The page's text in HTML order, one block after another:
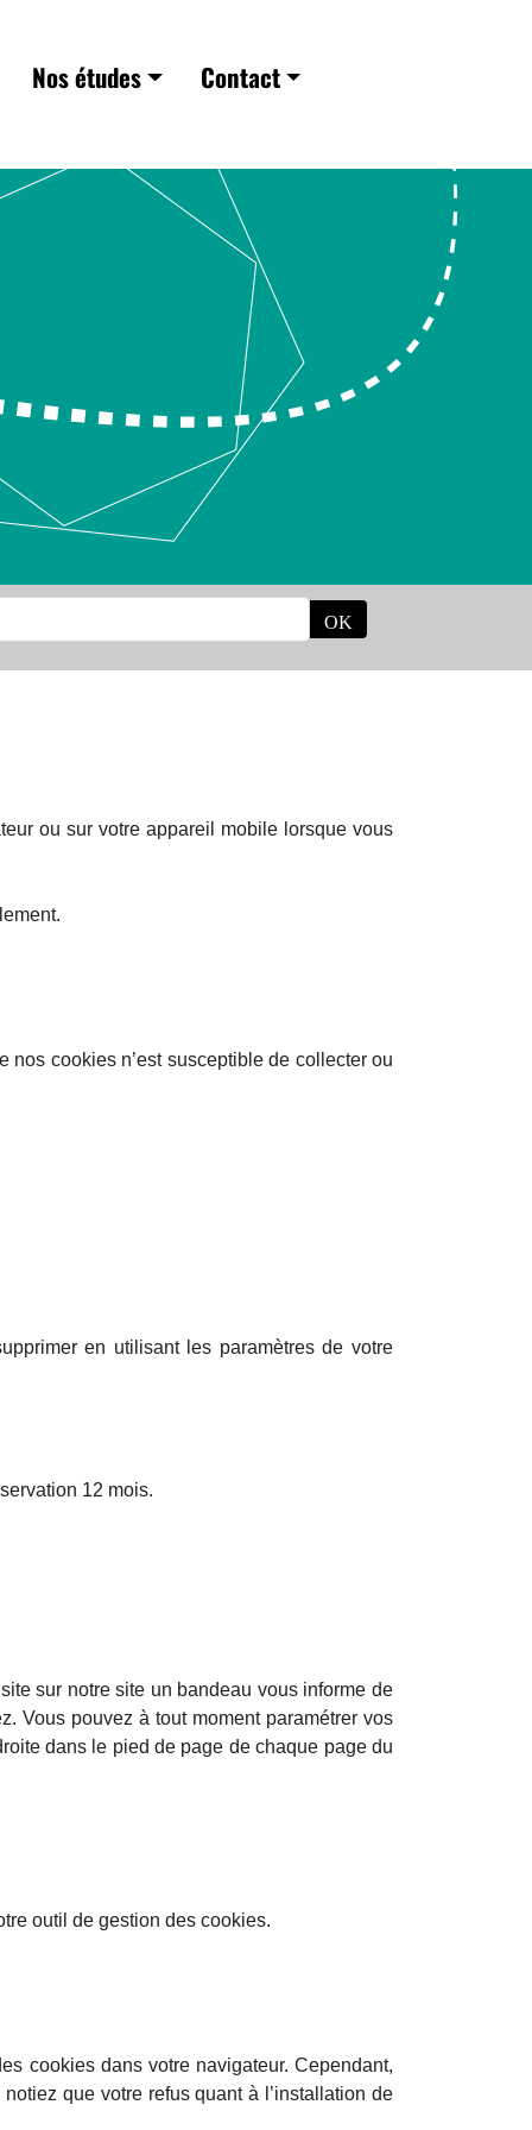
Nos études Contact
ou sur votre appareil mobile lorsque vous
cookies n’est susceptible de collecter ou
en utilisant les paramètres de votre
12 mois.
sur notre site un bandeau vous informe de
Vous pouvez à tout moment paramétrer vos
dans le pied de page de chaque page du
outil de gestion des cookies.
cookies dans votre navigateur. Cependant,
que votre refus quant à l’installation de